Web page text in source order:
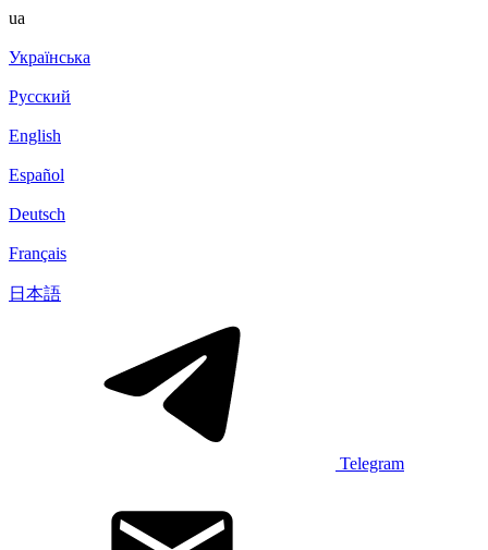
ua
Українська
Русский
English
Español
Deutsch
Français
日本語
Telegram